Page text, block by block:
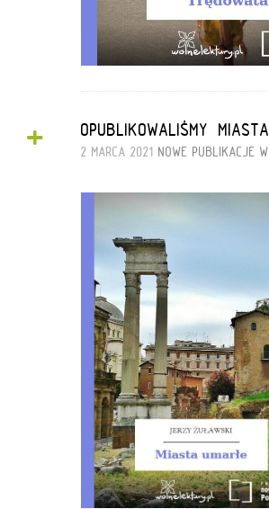
+ OPUBLIKOWALIŚMY
2 MARCA 2021 NOWE PUBLIKACJE